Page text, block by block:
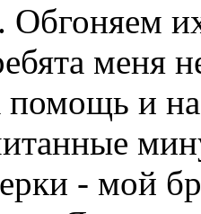
меня
помощь и
- мой